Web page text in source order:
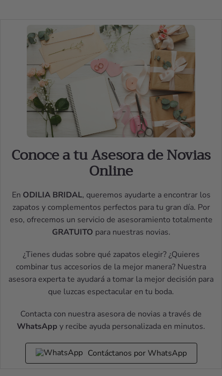
Conoce a tu Asesora de Novias
Online
En ODILIA BRIDAL, queremos ayudarte a encontrar los
zapatos y complementos perfectos para tu gran día. Por
eso, ofrecemos un servicio de asesoramiento totalmente
GRATUITO para nuestras novias.
¿Tienes dudas sobre qué zapatos elegir? ¿Quieres
combinar tus accesorios de la mejor manera? Nuestra
asesora experta te ayudará a tomar la mejor decisión para
que luzcas espectacular en tu boda.
Contacta con nuestra asesora de novias a través de
WhatsApp y recibe ayuda personalizada en minutos.
Contáctanos por WhatsApp